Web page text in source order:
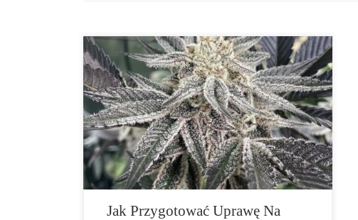
Uprawa marihuany na zewnątrz oferuje wzbogacające
doświadczenie dla entuzjastów ogrodnictwa i
miłośników marihuany. Mają oni możliwość
zapewnienia sobie najwyższej jakości kwiatów i
związanej z tym osobistej satysfakcji. Oprócz tego, że
jest to bardziej ekonomiczna i zrównoważona opcja niż
uprawa w […]
Jak Przygotować Uprawę Na